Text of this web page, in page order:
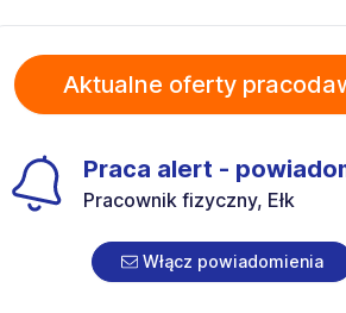
Aktualne oferty
Praca alert -
Pracownik fizyczny, Ełk
Włącz powiadomienia